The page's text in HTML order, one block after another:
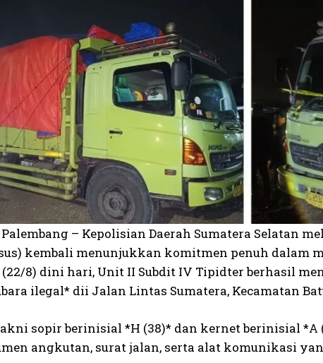
Palembang – Kepolisian Daerah Sumatera Selatan
kembali menunjukkan komitmen penuh dalam
(22/8) dini hari, Unit II Subdit IV Tipidter berhasil
ilegal* dii Jalan Lintas Sumatera, Kecamatan
sopir berinisial *H (38)* dan kernet berinisial
angkutan, surat jalan, serta alat komunikasi